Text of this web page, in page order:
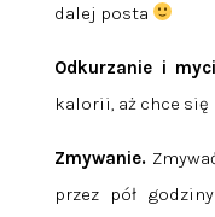
dalej posta
Odkurzanie i
kalorii, aż chce
Zmywanie.
przez pół